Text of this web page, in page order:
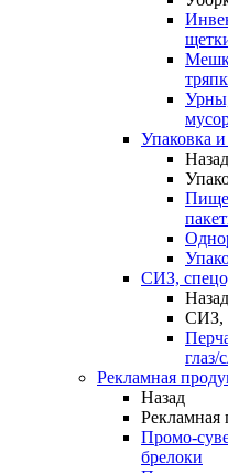
Упаковка и
Назад
СИЗ,
Назад
СИЗ,
глаз/
Рекламная
Назад
Промо-
брелоки